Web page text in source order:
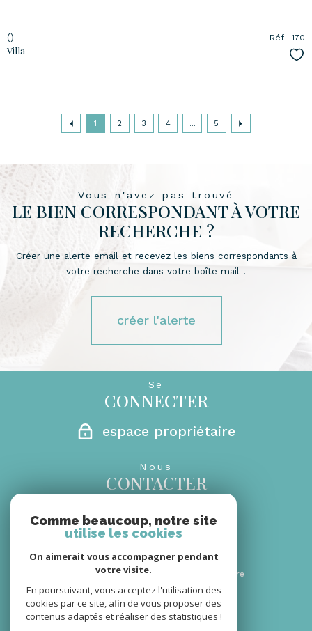
()
Villa
Réf : 170
1 2 3 4 ... 5
Vous n'avez pas trouvé
LE BIEN CORRESPONDANT À VOTRE
RECHERCHE ?
Créer une alerte email et recevez les biens correspondants à
votre recherche dans votre boîte mail !
créer l'alerte
Se
CONNECTER
espace propriétaire
Nous
CONTACTER
0692 27 29 69
06 08 66 30 18
secretariat@monagencerm.com
46 BD HUBERT DELISLE
97410 Saint-Pierre
Nous
Comme beaucoup, notre site
utilise les cookies
On aimerait vous accompagner pendant
votre visite.
En poursuivant, vous acceptez l'utilisation des
cookies par ce site, afin de vous proposer des
contenus adaptés et réaliser des statistiques !